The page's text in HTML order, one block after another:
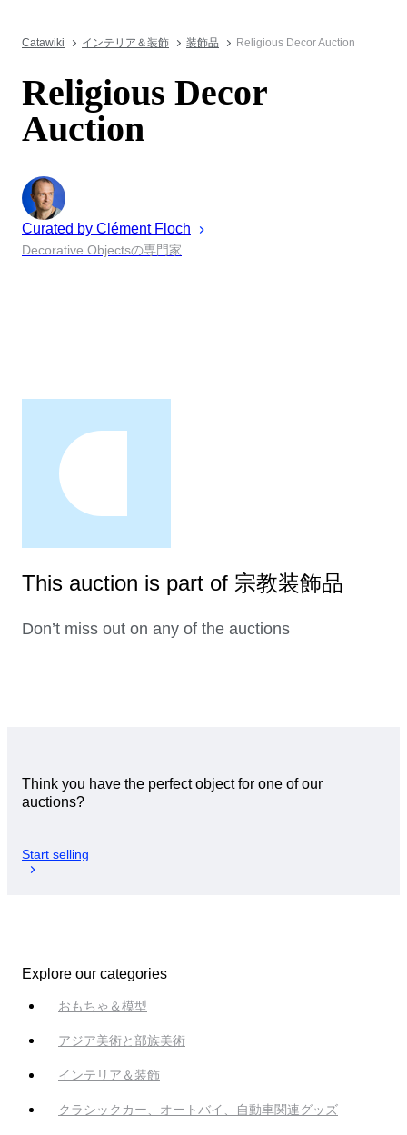
Catawiki インテリア＆装飾 装飾品 Religious Decor Auction
Religious Decor
Auction
Curated by Clément Floch
Decorative Objectsの専門家
This auction is part of 宗教装飾品
Don’t miss out on any of the auctions
Think you have the perfect object for one of our
auctions?
Start selling
Explore our categories
おもちゃ＆模型
アジア美術と部族美術
インテリア＆装飾
クラシックカー、オートバイ、自動車関連グッズ